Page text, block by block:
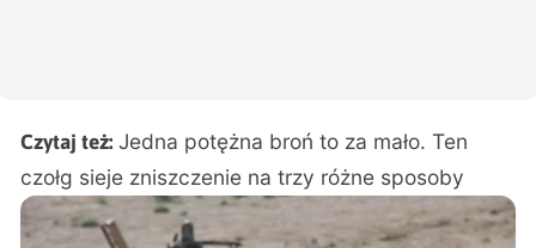
Czytaj też: Jedna potężna broń to za mało. Ten
czołg sieje zniszczenie na trzy różne sposoby